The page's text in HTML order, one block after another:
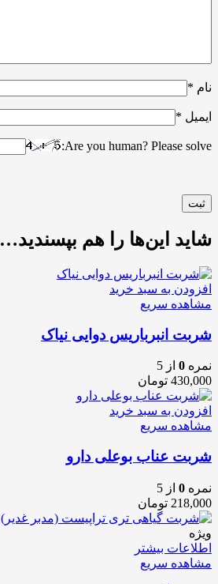
نام *
ایمیل *
Are you human? Please solve:
شاید این‌ها را هم بپسندید…
افزودن به سبد خرید
مشاهده سریع
شربت انبرباریس دوایی نیاک
نمره 0 از 5
430,000 تومان
افزودن به سبد خرید
مشاهده سریع
شربت عناب بوعلی دارو
نمره 0 از 5
218,000 تومان
ویژه
اطلاعات بیشتر
مشاهده سریع